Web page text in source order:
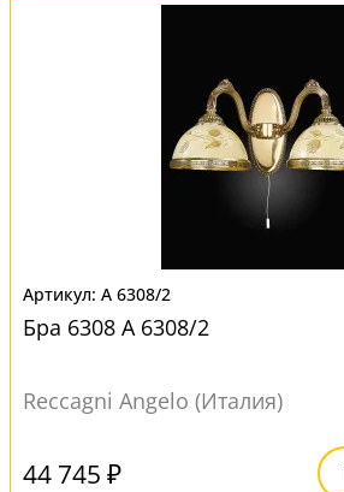
A 6308/2
Бра 6308 A 6308/2
Reccagni Angelo (Италия)
44 745 ₽